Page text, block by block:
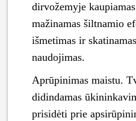
dirvožemyje
mažinamas šiltnamio
išmetimas ir
naudojimas.
Aprūpinimas maistu.
didindamas
prisidėti prie